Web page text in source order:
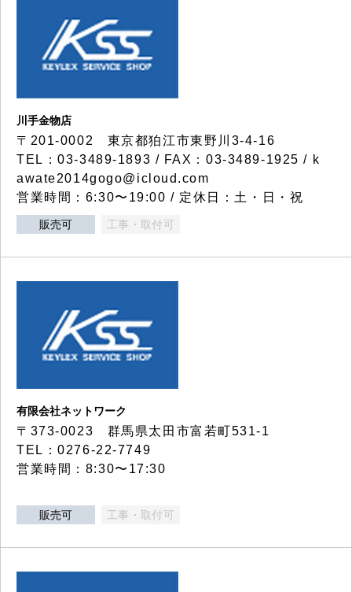
川手金物店
〒201-0002 東京都狛江市東野川3-4-16
TEL：03-3489-1893 / FAX：03-3489-1925 / k
awate2014gogo@icloud.com
営業時間：6:30〜19:00 / 定休日：土・日・祝
販売可 工事・取付可
有限会社ネットワーク
〒373-0023 群馬県太田市富若町531-1
TEL：0276-22-7749
営業時間：8:30〜17:30
販売可 工事・取付可